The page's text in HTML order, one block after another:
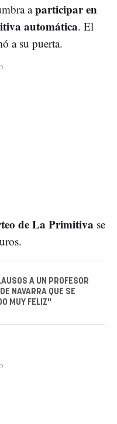
aparticipar en
automática. El
a su puerta.
de La Primitiva se
A UN PROFESOR
NAVARRA QUE SE
MUY FELIZ"